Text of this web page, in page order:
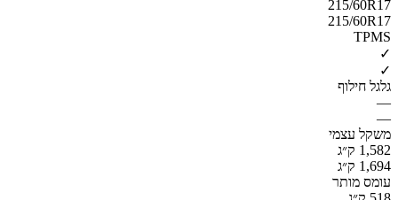
215/60R17
215/60R17
TPMS
✓
✓
גלגל חילוף
—
—
משקל עצמי
1,582 ק״ג
1,694 ק״ג
עומס מותר